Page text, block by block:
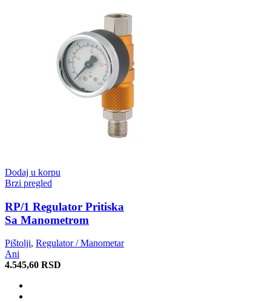
Dodaj u korpu
Brzi pregled
RP/1 Regulator Pritiska
Sa Manometrom
Pištolji, Regulator / Manometar
Ani
4.545,60 RSD